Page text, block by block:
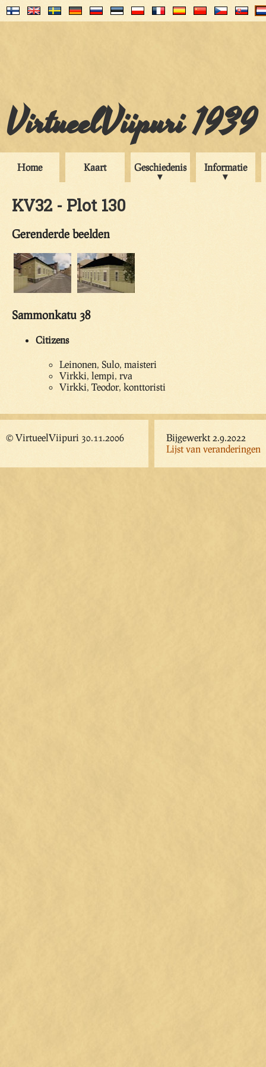
VirtueelViipuri 1939
Home Kaart Geschiedenis Informatie
KV32 - Plot 130
Gerenderde beelden
Sammonkatu 38
Citizens
Leinonen, Sulo, maisteri
Virkki, lempi, rva
Virkki, Teodor, konttoristi
© VirtueelViipuri 30.11.2006
Bijgewerkt 2.9.2022
Lijst van veranderingen